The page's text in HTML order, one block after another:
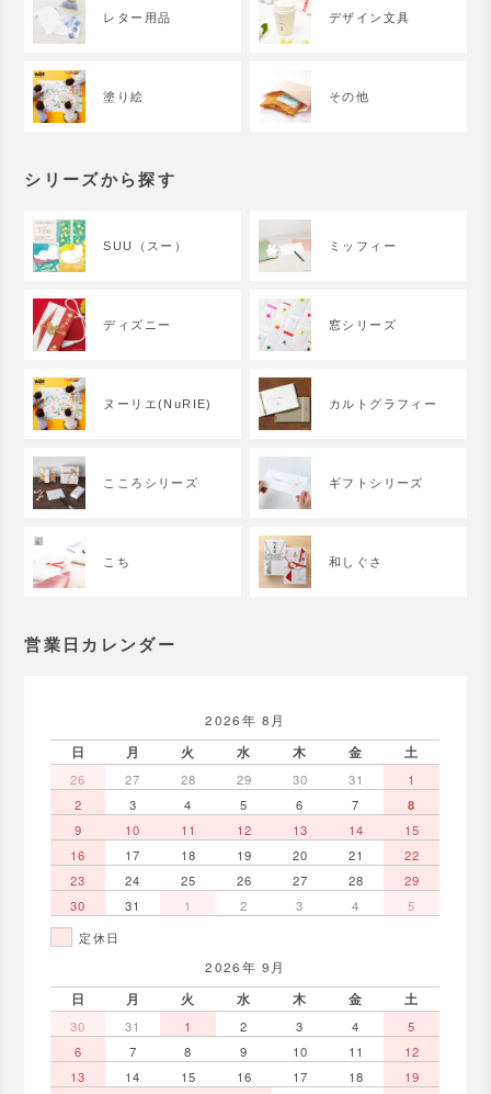
レター用品 デザイン文具
塗り絵 その他
シリーズから探す
SUU（スー） ミッフィー
ディズニー 窓シリーズ
ヌーリエ(NuRIE) カルトグラフィー
こころシリーズ ギフトシリーズ
こち 和しぐさ
営業日カレンダー
2026年 8月
日 月 火 水 木 金 土
26 27 28 29 30 31
1
2
3 4 5 6 7
8
9
10 11 12 13 14
15
16
17 18 19 20 21
22
23
24 25 26 27 28
29
30
31 1 2 3 4
5
定休日
2026年 9月
日 月 火 水 木 金 土
30 31 1 2 3 4
5
6
7 8 9 10 11
12
13
14 15 16 17 18
19